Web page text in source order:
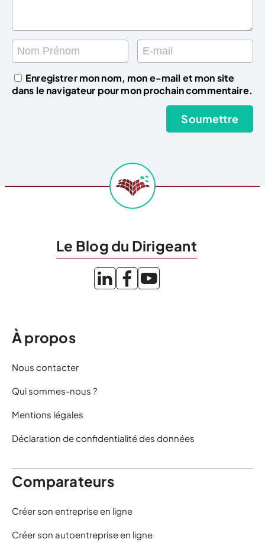
Enregistrer mon nom, mon e-mail et mon site
dans le navigateur pour mon prochain commentaire.
Le Blog du Dirigeant
À propos
Nous contacter
Qui sommes-nous ?
Mentions légales
Déclaration de confidentialité des données
Comparateurs
Créer son entreprise en ligne
Créer son autoentreprise en ligne